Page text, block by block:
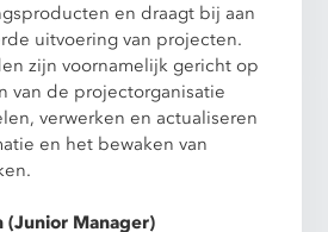
en draagt bij aan
uitvoering van projecten.
zijn voornamelijk gericht op
van de projectorganisatie
verwerken en actualiseren
en het bewaken van
(Junior Manager)